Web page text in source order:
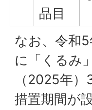
品目
なお、令和
に「くるみ
（2025年
措置期間が